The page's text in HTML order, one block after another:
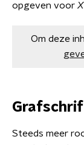
opgeven voor
Om deze
Steeds meer